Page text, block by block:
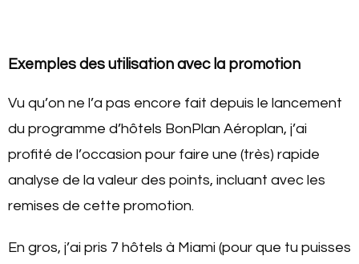
Exemples des utilisation avec la promotion
Vu qu’on ne l’a pas encore fait depuis le lancement
du programme d’hôtels BonPlan Aéroplan, j’ai
profité de l’occasion pour faire une (très) rapide
analyse de la valeur des points, incluant avec les
remises de cette promotion.
En gros, j’ai pris 7 hôtels à Miami (pour que tu puisses